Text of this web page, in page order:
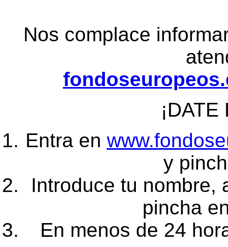
Nos complace
¡DATE
Entra en
y
Introduce tu nombre,
pincha
En menos de 24